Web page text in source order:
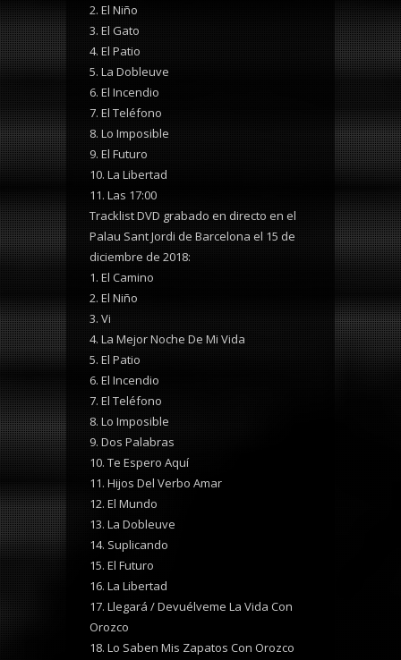
2. El Niño
3. El Gato
4. El Patio
5. La Dobleuve
6. El Incendio
7. El Teléfono
8. Lo Imposible
9. El Futuro
10. La Libertad
11. Las 17:00
Tracklist DVD grabado en directo en el
Palau Sant Jordi de Barcelona el 15 de
diciembre de 2018:
1. El Camino
2. El Niño
3. Vi
4. La Mejor Noche De Mi Vida
5. El Patio
6. El Incendio
7. El Teléfono
8. Lo Imposible
9. Dos Palabras
10. Te Espero Aquí
11. Hijos Del Verbo Amar
12. El Mundo
13. La Dobleuve
14. Suplicando
15. El Futuro
16. La Libertad
17. Llegará / Devuélveme La Vida Con
Orozco
18. Lo Saben Mis Zapatos Con Orozco